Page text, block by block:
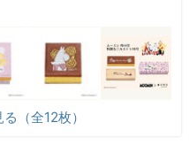
（全12枚）